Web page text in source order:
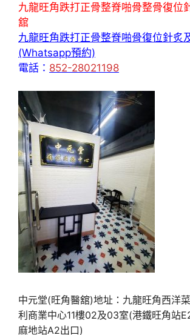
九龍旺角跌打正骨整脊啪骨整骨復位
舘
九龍旺角跌打正骨整脊啪骨復位針炙
(Whatsapp預約)
電話： 852-28021198
中元堂(旺角醫舘)地址：九龍旺角西洋
利商業中心11樓02及03室(港鐵旺角站
麻地站A2出口)